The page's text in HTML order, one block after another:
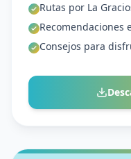
Rutas por La
Recomendaciones
Consejos para